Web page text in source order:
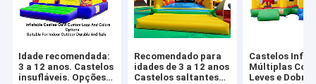
Idade recomendada:
3 a 12 anos. Castelos
insufláveis. Opções
Recomendado para
idades de 3 a 12 anos
Castelos saltantes
Castelos
Múltiplas
Leves e